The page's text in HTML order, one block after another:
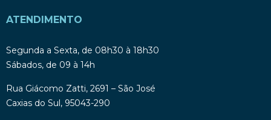
ATENDIMENTO
Segunda a Sexta, de 08h30 à 18h30
Sábados, de 09 à 14h
Rua Giácomo Zatti, 2691 – São José
Caxias do Sul, 95043-290